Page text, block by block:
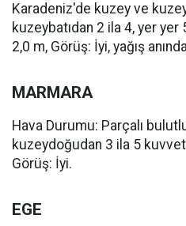
Karadeniz'de kuzey ve
kuzeybatıdan 2 ila 4, yer
2,0 m, Görüş: İyi, yağış
MARMARA
Hava Durumu: Parçalı
kuzeydoğudan 3 ila 5
Görüş: İyi.
EGE